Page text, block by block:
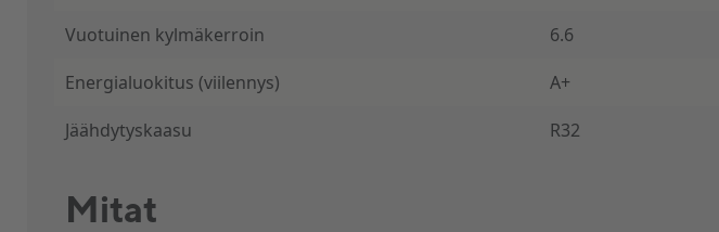
Vuotuinen kylmäkerroin
6.6
Energialuokitus (viilennys)
A+
Jäähdytyskaasu
R32
Mitat